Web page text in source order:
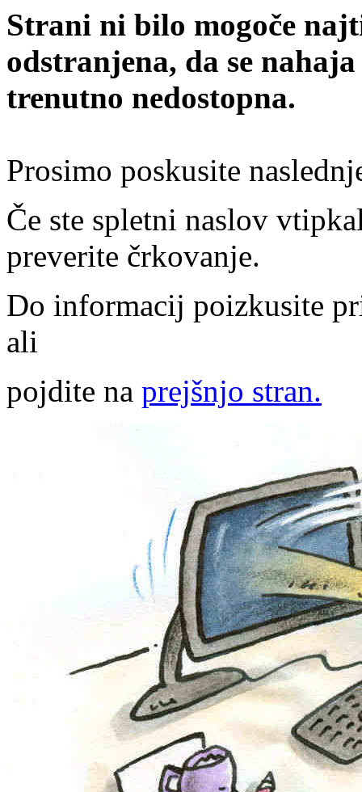
Strani ni bilo mogoče
odstranjena, da se
trenutno nedostopna.
Prosimo poskusite
Če ste spletni naslov
preverite črkovanje.
Do informacij poizkusite
ali
pojdite na prejšnjo stran.